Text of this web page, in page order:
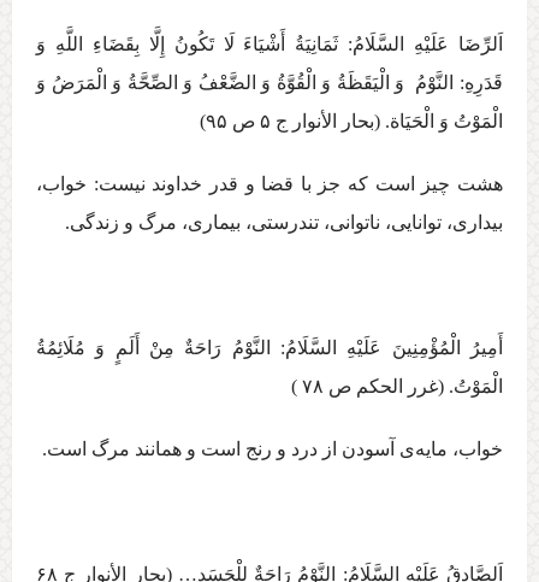
اَلرِّضَا عَلَيْهِ السَّلَامُ: ‏ثَمَانِيَةُ أَشْيَاءَ لَا تَكُونُ‏ إِلَّا بِقَضَاءِ اللَّهِ وَ
قَدَرِهِ: النَّوْمُ وَ الْيَقَظَةُ وَ الْقُوَّةُ وَ الضَّعْفُ وَ الصِّحَّةُ وَ الْمَرَضُ وَ
الْمَوْتُ وَ الْحَيَاة. (بحار الأنوار ج ‏۵ ص ۹۵)
هشت چيز است كه جز با قضا و قدر خداوند نيست: خواب،
بيداری، توانايی، ناتوانی، تندرستی، بيماری، مرگ و زندگی.
أَمِيرُ الْمُؤْمِنِينَ عَلَيْهِ السَّلَامُ: النَّوْمُ‏ رَاحَةٌ مِنْ أَلَمٍ وَ مُلَائِمُةُ
الْمَوْتُ. (غرر الحكم ص ۷۸ )
خواب، مايه‌ی آسودن از درد و رنج است و همانند مرگ است.
اَلصَّادِقُ عَلَيْهِ السَّلَامُ: ‏‏النَّوْمُ رَاحَةٌ لِلْجَسَدِ… (بحار الأنوار ج ‏۶۸